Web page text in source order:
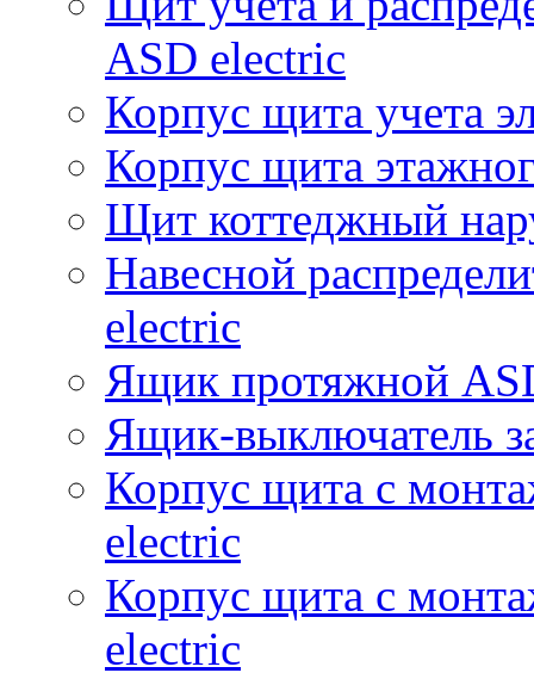
ASD electric
Корпус щита учета
Корпус щита
Щит коттеджный
Навесной
electric
Ящик протяжной
Ящик-выключатель
Корпус щита с
electric
Корпус щита с
electric